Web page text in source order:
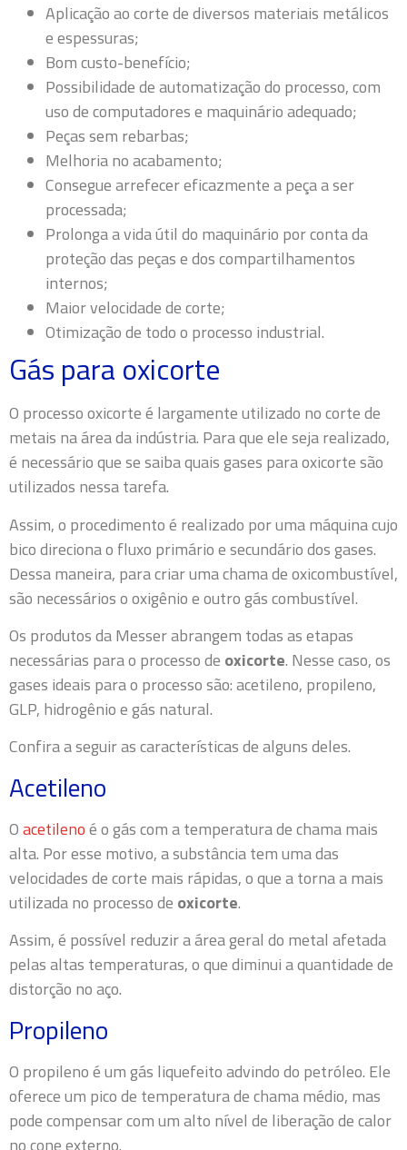
Aplicação ao corte de diversos materiais metálicos
e espessuras;
Bom custo-benefício;
Possibilidade de automatização do processo, com
uso de computadores e maquinário adequado;
Peças sem rebarbas;
Melhoria no acabamento;
Consegue arrefecer eficazmente a peça a ser
processada;
Prolonga a vida útil do maquinário por conta da
proteção das peças e dos compartilhamentos
internos;
Maior velocidade de corte;
Otimização de todo o processo industrial.
Gás para oxicorte
O processo oxicorte é largamente utilizado no corte de
metais na área da indústria. Para que ele seja realizado,
é necessário que se saiba quais gases para oxicorte são
utilizados nessa tarefa.
Assim, o procedimento é realizado por uma máquina cujo
bico direciona o fluxo primário e secundário dos gases.
Dessa maneira, para criar uma chama de oxicombustível,
são necessários o oxigênio e outro gás combustível.
Os produtos da Messer abrangem todas as etapas
necessárias para o processo de oxicorte. Nesse caso, os
gases ideais para o processo são:acetileno, propileno,
GLP, hidrogênio e gás natural.
Confira a seguir as características de alguns deles.
Acetileno
Oacetilenoé o gás com a temperatura de chama mais
alta. Por esse motivo, a substância tem uma das
velocidades de corte mais rápidas, o que a torna a mais
utilizada no processo de oxicorte.
Assim, é possível reduzir a área geral do metal afetada
pelas altas temperaturas, o que diminui a quantidade de
distorção no aço.
Propileno
O propileno é um gás liquefeito advindo do petróleo. Ele
oferece um pico de temperatura de chama médio, mas
pode compensar com um alto nível de liberação de calor
no cone externo.